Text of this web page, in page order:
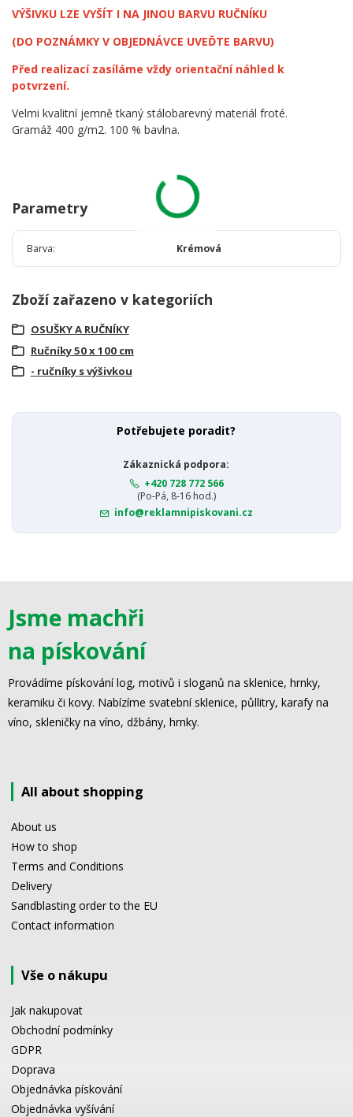
VÝŠIVKU LZE VYŠÍT I NA JINOU BARVU RUČNÍKU
(DO POZNÁMKY V OBJEDNÁVCE UVEĎTE BARVU)
Před realizací zasíláme vždy orientační náhled k
potvrzení.
Velmi kvalitní jemně tkaný stálobarevný materiál froté.
Gramáž 400 g/m2. 100 % bavlna.
Parametry
Barva Krémová
Zboží zařazeno v kategoriích
OSUŠKY A RUČNÍKY
Ručníky 50 x 100 cm
- ručníky s výšivkou
Potřebujete poradit?
Zákaznická podpora:
+420 728 772 566
(Po-Pá, 8-16 hod.)
info@reklamnipiskovani.cz
Jsme machři
na pískování
Provádíme pískování log, motivů i sloganů na sklenice, hrnky,
keramiku či kovy. Nabízíme svatební sklenice, půllitry, karafy na
víno, skleničky na víno, džbány, hrnky.
All about shopping
About us
How to shop
Terms and Conditions
Delivery
Sandblasting order to the EU
Contact information
Vše o nákupu
Jak nakupovat
Obchodní podmínky
GDPR
Doprava
Objednávka pískování
Objednávka vyšívání